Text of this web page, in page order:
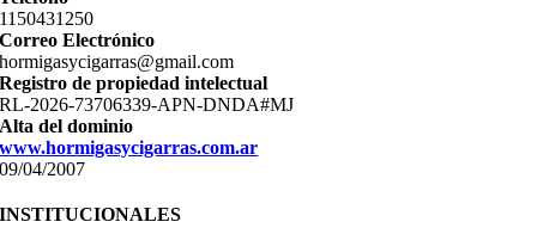
11­50431250
Correo Electrónico
hormigasycigarras@gmail.com
Registro de propiedad intelectual
RL-2026-73706339-APN-DNDA#MJ
Alta del dominio
www.hormigasycigarras.com.ar
09/04/2007
INSTITUCIONALES